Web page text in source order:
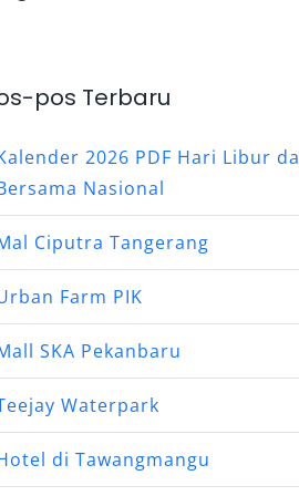
pos Terbaru
2026 PDF Hari Libur
Nasional
Ciputra Tangerang
Farm PIK
SKA Pekanbaru
Waterpark
di Tawangmangu